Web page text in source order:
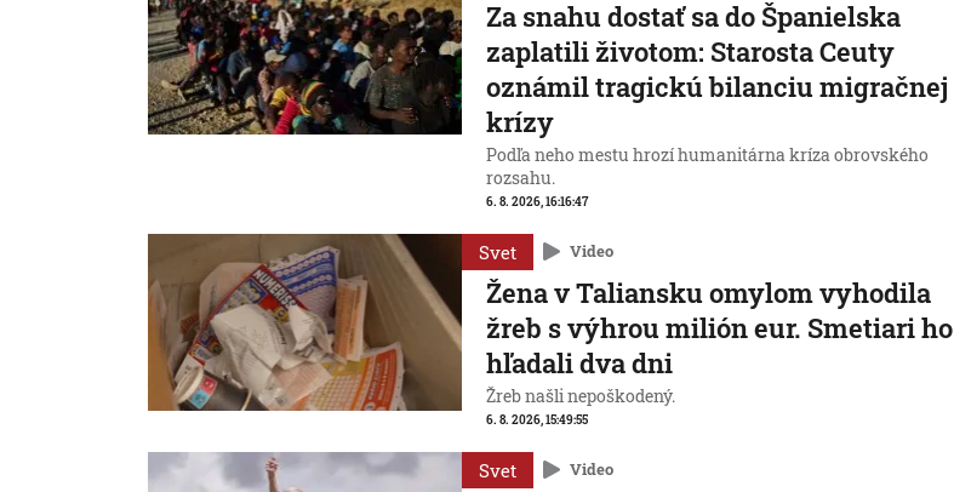
Za snahu dostať sa do Španielska
zaplatili životom: Starosta Ceuty
oznámil tragickú bilanciu migračnej
krízy
Podľa neho mestu hrozí humanitárna kríza obrovského
rozsahu.
6. 8. 2026, 16:16:47
Svet Video
Žena v Taliansku omylom vyhodila
žreb s výhrou milión eur. Smetiari ho
hľadali dva dni
Žreb našli nepoškodený.
6. 8. 2026, 15:49:55
Svet Video